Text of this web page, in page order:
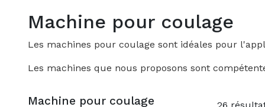
Machine pour coulage
Les machines pour coulage sont idéales pour
Les machines que nous proposons sont
Machine pour coulage